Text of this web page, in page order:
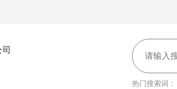
热门搜索词：